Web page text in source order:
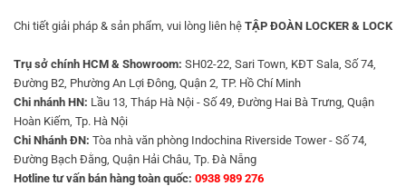
Chi tiết giải pháp & sản phẩm, vui lòng liên hệ TẬP ĐOÀN LOCKER & LOCK
Trụ sở chính HCM & Showroom: SH02-22, Sari Town, KĐT Sala, Số 74,
Đường B2, Phường An Lợi Đông, Quận 2, TP. Hồ Chí Minh
Chi nhánh HN: Lầu 13, Tháp Hà Nội - Số 49, Đường Hai Bà Trưng, Quận
Hoàn Kiếm, Tp. Hà Nội
Chi Nhánh ĐN: Tòa nhà văn phòng Indochina Riverside Tower - Số 74,
Đường Bạch Đằng, Quận Hải Châu, Tp. Đà Nẵng
Hotline tư vấn bán hàng toàn quốc: 0938 989 276